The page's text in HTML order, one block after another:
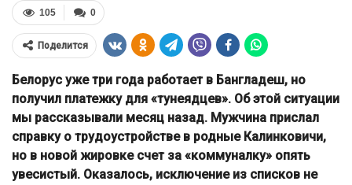
0
105
Поделится
Белорус уже три года работает в Бангладеш, но
получил платежку для «тунеядцев». Об этой ситуации
мы рассказывали месяц назад. Мужчина прислал
справку о трудоустройстве в родные Калинковичи,
но в новой жировке счет за «коммуналку» опять
увесистый. Оказалось, исключение из списков не